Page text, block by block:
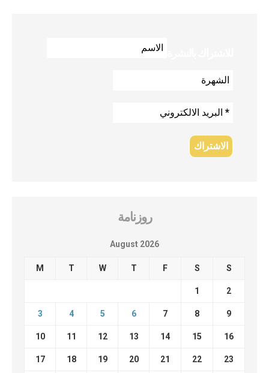
روزنامة
August 2026
M T W T F S S
1 2
3 4 5 6 7 8 9
10 11 12 13 14 15 16
17 18 19 20 21 22 23